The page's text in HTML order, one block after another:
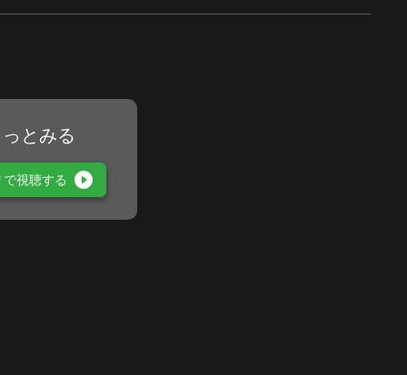
とみる
視聴する play_circle_filled